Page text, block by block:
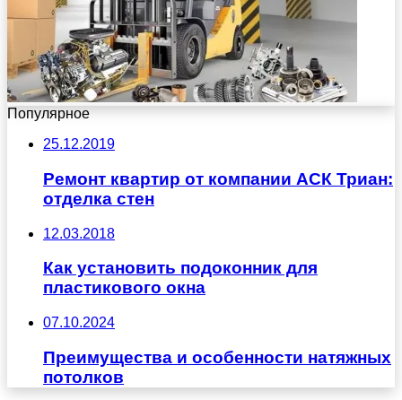
Популярное
25.12.2019
Ремонт квартир от компании АСК Триан:
отделка стен
12.03.2018
Как установить подоконник для
пластикового окна
07.10.2024
Преимущества и особенности натяжных
потолков